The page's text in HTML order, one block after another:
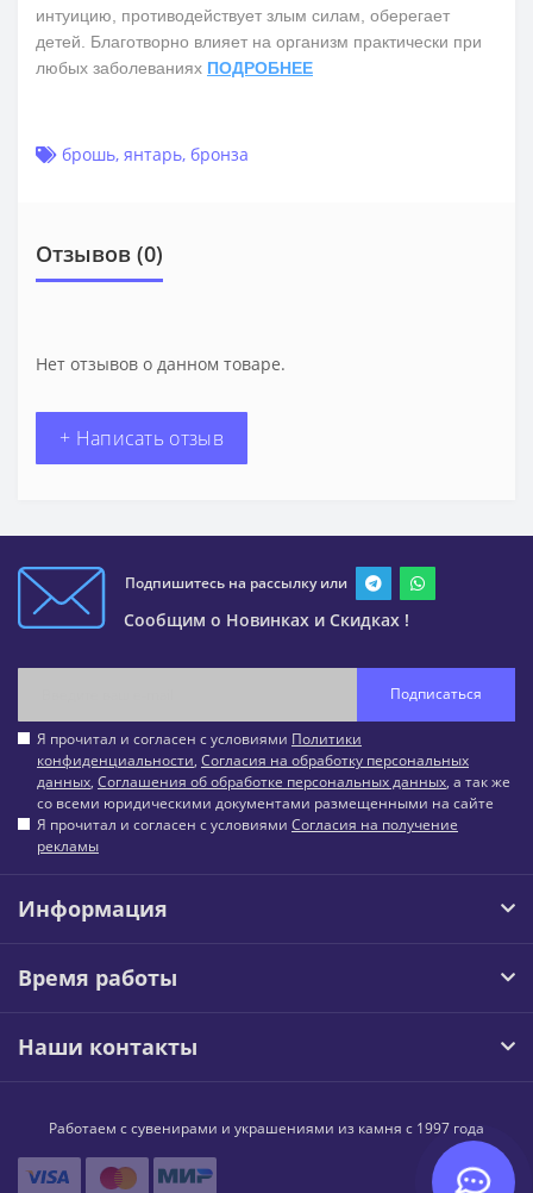
интуицию, противодействует злым силам, оберегает
детей. Благотворно влияет на организм практически при
любых заболеваниях ПОДРОБНЕЕ
брошь, янтарь, бронза
Отзывов (0)
Нет отзывов о данном товаре.
+ Написать отзыв
Подпишитесь на рассылку или
Сообщим о Новинках и Скидках !
Подписаться
Я прочитал и согласен с условиями Политики
конфиденциальности, Согласия на обработку персональных
данных, Соглашения об обработке персональных данных, а так же
со всеми юридическими документами размещенными на сайте
Я прочитал и согласен с условиями Согласия на получение
рекламы
Информация
Время работы
Наши контакты
Работаем с сувенирами и украшениями из камня с 1997 года